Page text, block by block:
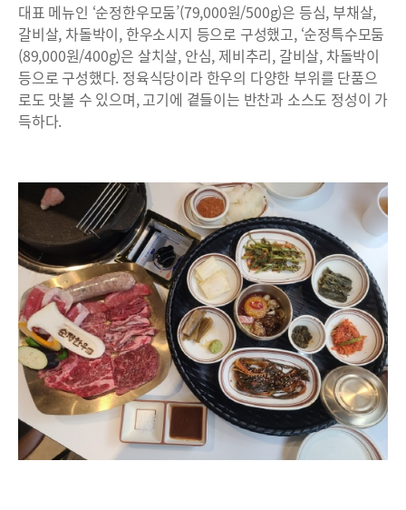
대표 메뉴인 ‘순정한우모둠’(79,000원/500g)은 등심, 부채살,
갈비살, 차돌박이, 한우소시지 등으로 구성했고, ‘순정특수모둠
(89,000원/400g)은 살치살, 안심, 제비추리, 갈비살, 차돌박이
등으로 구성했다. 정육식당이라 한우의 다양한 부위를 단품으
로도 맛볼 수 있으며, 고기에 곁들이는 반찬과 소스도 정성이 가
득하다.